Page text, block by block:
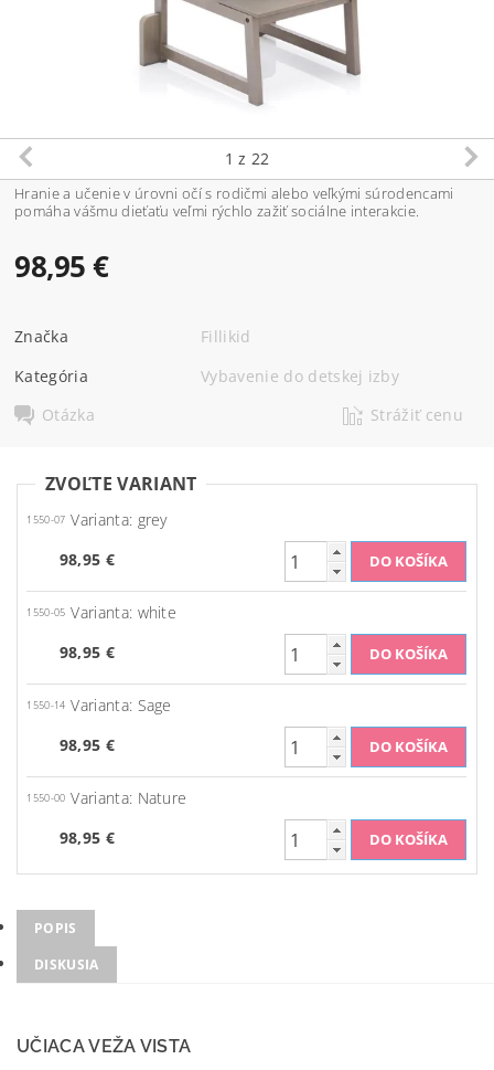
1 z 22
Hranie a učenie v úrovni očí s rodičmi alebo veľkými súrodencami
pomáha vášmu dieťaťu veľmi rýchlo zažiť sociálne interakcie.
98,95 €
Značka
Fillikid
Kategória
Vybavenie do detskej izby
Otázka
Strážiť cenu
ZVOĽTE VARIANT
1550-07 Varianta: grey
98,95 €
1550-05 Varianta: white
98,95 €
1550-14 Varianta: Sage
98,95 €
1550-00 Varianta: Nature
98,95 €
POPIS
DISKUSIA
UČIACA VEŽA VISTA